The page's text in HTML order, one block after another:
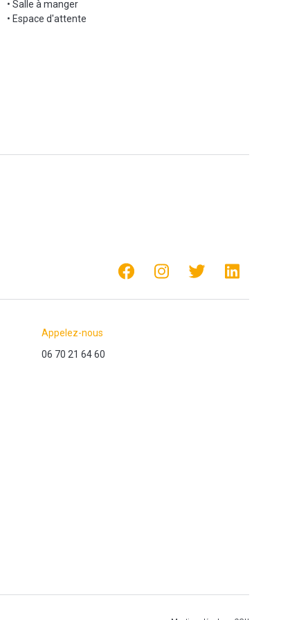
• Salle à manger
• Espace d'attente
Appelez-nous
06 70 21 64 60